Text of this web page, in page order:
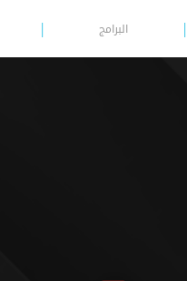
البرامج